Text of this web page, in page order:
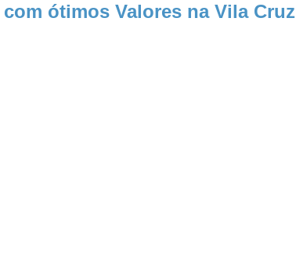
ótimos Valores na Vila Cruz